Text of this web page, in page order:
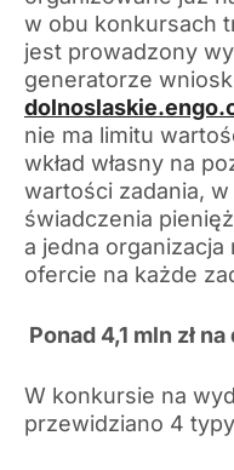
w obu konkursach
jest prowadzony
generatorze
nie ma limitu
wkład własny na
wartości zadania,
świadczenia
a jedna organizacja
ofercie na każde
Ponad 4,1 mln zł
W konkursie na
przewidziano 4